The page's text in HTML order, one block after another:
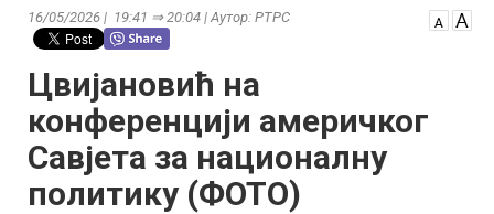
16/05/2026 | 19:41 ⇒ 20:04 | Аутор: РТРС
Цвијановић на
конференцији америчког
Савјета за националну
политику (ФОТО)